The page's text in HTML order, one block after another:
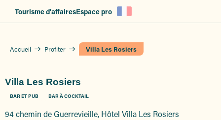
Tourisme d'affairesEspace pro
Accueil Profiter Villa Les Rosiers
Villa Les Rosiers
BAR ET PUB BAR À COCKTAIL
94 chemin de Guerrevieille, Hôtel Villa Les Rosiers